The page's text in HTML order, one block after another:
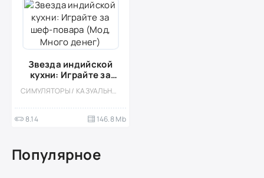
Звезда индийской
кухни: Играйте за
шеф-повара (Мод,
Много денег)
СИМУЛЯТОРЫ / КАЗУАЛЬНЫЕ / ОДНОПОЛЬЗОВАТЕЛЬСКИЕ / СТИЛИЗАЦИЯ / МОД / ВСТРОЕННЫЙ КЕШ / ДЛЯ ДЕТЕЙ / ДЕВОЧКАМ
8.14 146.8 Mb
Популярное